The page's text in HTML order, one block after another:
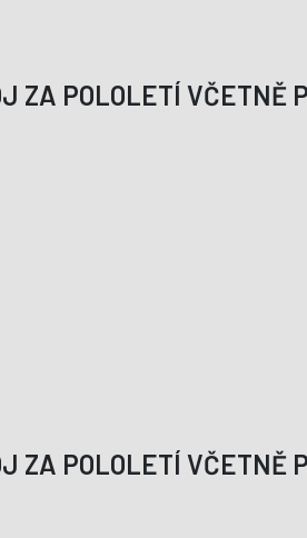
ZA POLOLETÍ VČETNĚ
ZA POLOLETÍ VČETNĚ